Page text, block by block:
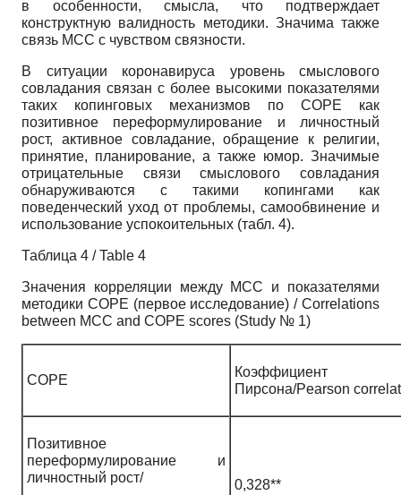
в особенности, смысла, что подтверждает
конструктную валидность методики. Значима также
связь МСС с чувством связности.
В ситуации коронавируса уровень смыслового
совладания связан с более высокими показателями
таких копинговых механизмов по COPE как
позитивное переформулирование и личностный
рост, активное совладание, обращение к религии,
принятие, планирование, а также юмор. Значимые
отрицательные связи смыслового совладания
обнаруживаются с такими копингами как
поведенческий уход от проблемы, самообвинение и
использование успокоительных (табл. 4).
Таблица 4 / Table 4
Значения корреляции между MCC и показателями
методики COPE (первое исследование) / Correlations
between MCC and COPE scores (Study № 1)
COPE
Коэффициент
Пирсона/Pearson
Позитивное
переформулирование и
личностный рост/
0,328**